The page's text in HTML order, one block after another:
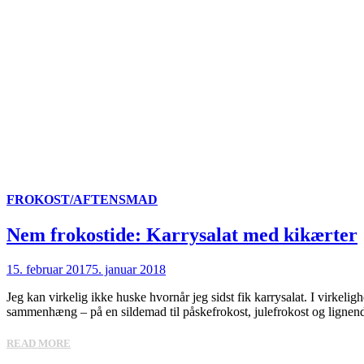
FROKOST/AFTENSMAD
Nem frokostide: Karrysalat med kikærter
15. februar 20175. januar 2018
Jeg kan virkelig ikke huske hvornår jeg sidst fik karrysalat. I
sammenhæng – på en sildemad til påskefrokost, julefrokost og
READ MORE